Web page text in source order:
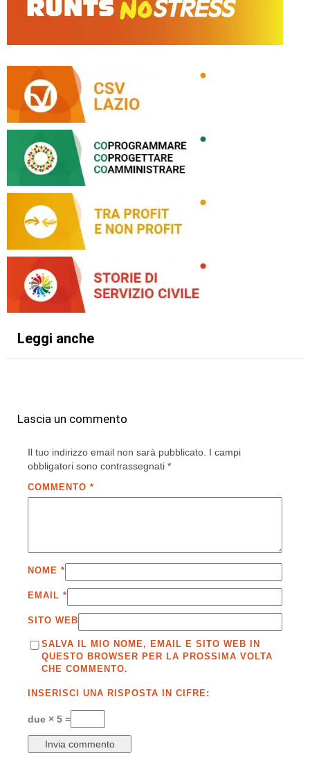
Leggi anche
Lascia un commento
Il tuo indirizzo email non sarà pubblicato. I campi
obbligatori sono contrassegnati *
COMMENTO *
NOME *
EMAIL *
SITO WEB
SALVA IL MIO NOME, EMAIL E SITO WEB IN
QUESTO BROWSER PER LA PROSSIMA VOLTA
CHE COMMENTO.
INSERISCI UNA RISPOSTA IN CIFRE:
due × 5 =